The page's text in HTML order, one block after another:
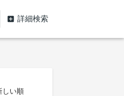
詳細検索
しい順